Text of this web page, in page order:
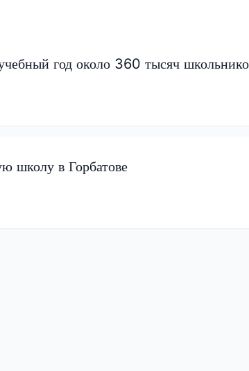
год около 360 тысяч
школу в Горбатове